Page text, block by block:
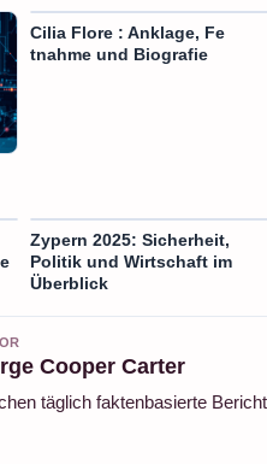
Cilia Flore : Anklage, Fe
tnahme und Biografie
Zypern 2025: Sicherheit,
Politik und Wirtschaft im
Überblick
Cooper Carter
täglich faktenbasierte